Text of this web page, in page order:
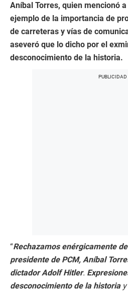
Aníbal Torres, quien mencionó
ejemplo de la importancia de
de carreteras y vías de
aseveró que lo dicho por el
desconocimiento de la historia.
“Rechazamos enérgicamente
presidente de PCM, Aníbal
dictador Adolf Hitler.
desconocimiento de la historia